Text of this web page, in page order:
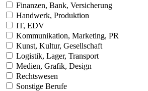
Finanzen, Bank, Versicherung
Handwerk, Produktion
IT, EDV
Kommunikation, Marketing, PR
Kunst, Kultur, Gesellschaft
Logistik, Lager, Transport
Medien, Grafik, Design
Rechtswesen
Sonstige Berufe